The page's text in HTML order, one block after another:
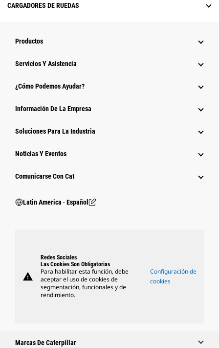
CARGADORES DE RUEDAS
Productos
Servicios Y Asistencia
¿Cómo Podemos Ayudar?
Información De La Empresa
Soluciones Para La Industria
Noticias Y Eventos
Comunicarse Con Cat
Latin America ‧ Español
warning
Redes Sociales
Las Cookies Son Obligatorias
Para habilitar esta función, debe
aceptar el uso de cookies de
segmentación, funcionales y de
rendimiento.
Configuración de
cookies
Marcas De Caterpillar